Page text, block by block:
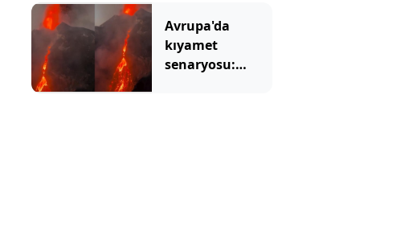
Avrupa'da
kıyamet
senaryosu: